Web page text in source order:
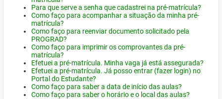
Para que serve a senha que cadastrei na pré-matrícula?
Como faço para acompanhar a situação da minha pré-
matrícula?
Como faço para reenviar documento solicitado pela
PROGRAD?
Como faço para imprimir os comprovantes da pré-
matrícula?
Efetuei a pré-matrícula. Minha vaga já está assegurada?
Efetuei a pré-matrícula. Já posso entrar (fazer login) no
Portal do Estudante?
Como faço para saber a data de início das aulas?
Como faço para saber o horário e o local das aulas?